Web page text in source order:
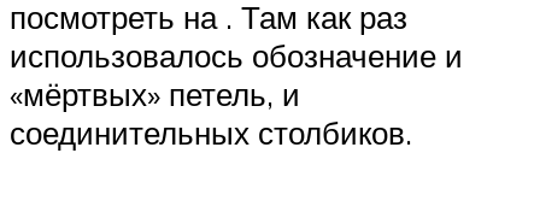
посмотреть на . Там как раз
использовалось обозначение и
«мёртвых» петель, и
соединительных столбиков.